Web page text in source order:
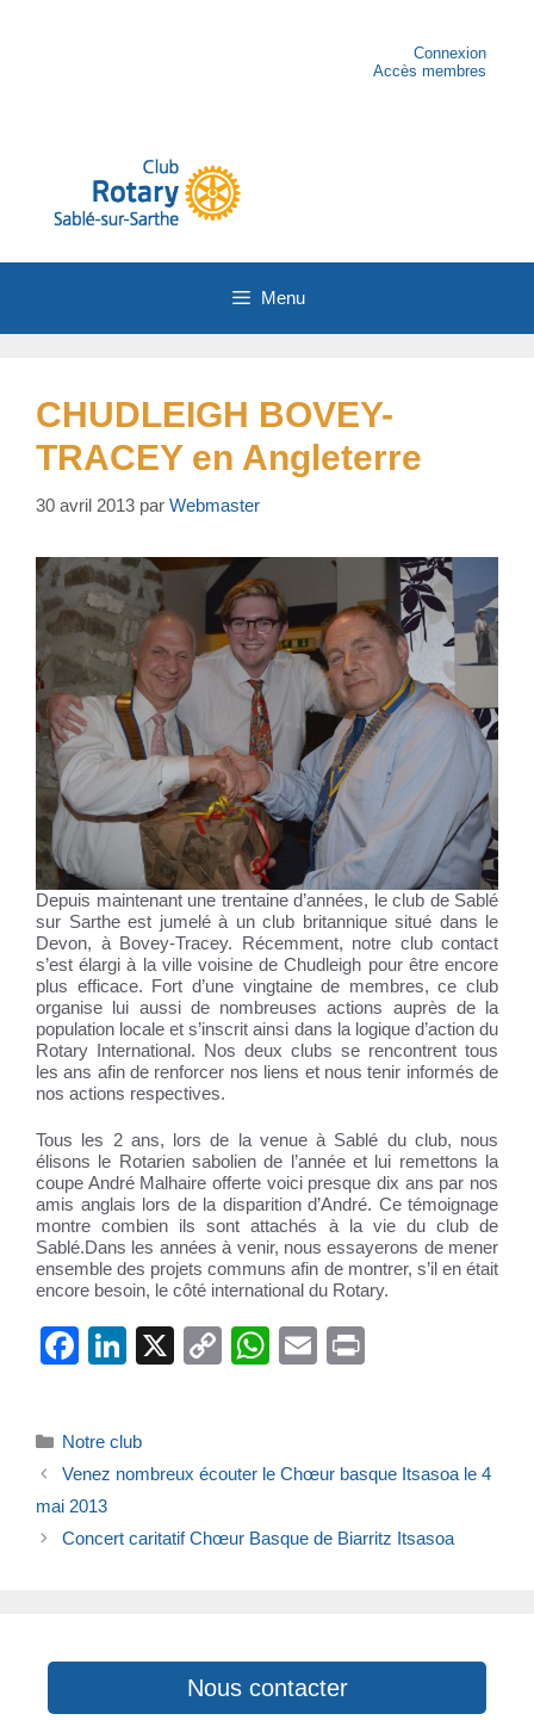
Connexion
Accès membres
Menu
CHUDLEIGH BOVEY-
TRACEY en Angleterre
30 avril 2013 par Webmaster
Depuis maintenant une trentaine d’années, le club de Sablé
sur Sarthe est jumelé à un club britannique situé dans le
Devon, à Bovey-Tracey. Récemment, notre club contact
s’est élargi à la ville voisine de Chudleigh pour être encore
plus efficace. Fort d’une vingtaine de membres, ce club
organise lui aussi de nombreuses actions auprès de la
population locale et s’inscrit ainsi dans la logique d’action du
Rotary International. Nos deux clubs se rencontrent tous
les ans afin de renforcer nos liens et nous tenir informés de
nos actions respectives.
Tous les 2 ans, lors de la venue à Sablé du club, nous
élisons le Rotarien sabolien de l’année et lui remettons la
coupe André Malhaire offerte voici presque dix ans par nos
amis anglais lors de la disparition d’André. Ce témoignage
montre combien ils sont attachés à la vie du club de
Sablé.Dans les années à venir, nous essayerons de mener
ensemble des projets communs afin de montrer, s’il en était
encore besoin, le côté international du Rotary.
F
e
b
o
Li
e
n
X
C
y
n
W
s
p
E
Catégories
Notre club
Venez nombreux écouter le Chœur basque Itsasoa le 4
mai 2013
Concert caritatif Chœur Basque de Biarritz Itsasoa
Nous contacter